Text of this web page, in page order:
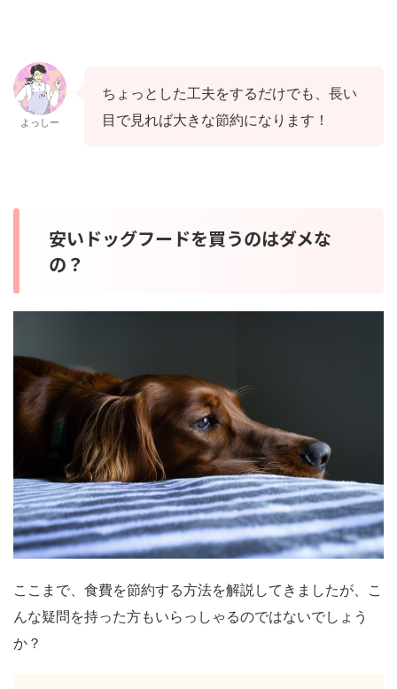
よっしー
ちょっとした工夫をするだけでも、長い
目で見れば大きな節約になります！
安いドッグフードを買うのはダメな
の？
ここまで、食費を節約する方法を解説してきましたが、こ
んな疑問を持った方もいらっしゃるのではないでしょう
か？